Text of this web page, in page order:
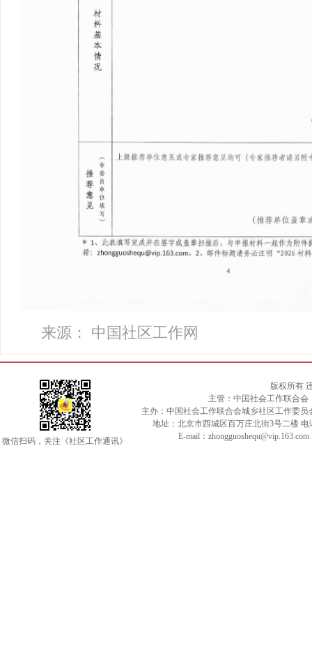
来源： 中国社区工作网
微信扫码，关注《社区工作通讯》
版权所有
主管：中国社会工作联合
主办：中国社会工作联合会城乡社区工作委
地址：北京市西城区百万庄北街3号二楼
E-mail：